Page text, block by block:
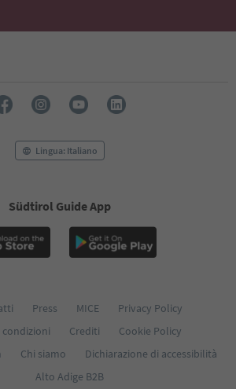
Lingua: Italiano
Südtirol Guide App
Press MICE
Privacy Policy
Crediti
Cookie Policy
Chi siamo
Dichiarazione di accessibilità
Alto Adige B2B